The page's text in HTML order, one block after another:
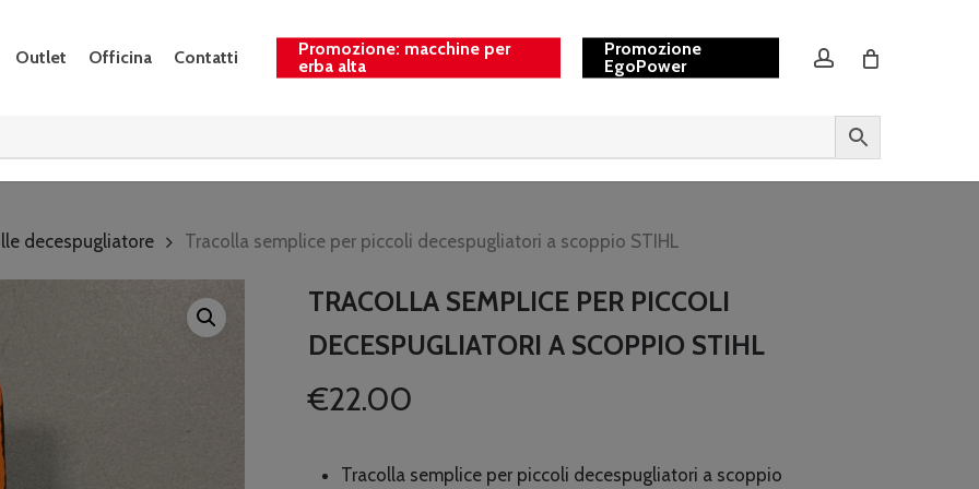
Outlet Officina Contatti
Promozione: macchine per
erba alta
Promozione
EgoPower
account
decespugliatore Tracolla semplice per piccoli decespugliatori a scoppio STIHL
TRACOLLA SEMPLICE PER PICCOLI
DECESPUGLIATORI A SCOPPIO STIHL
€22.00
Tracolla semplice per piccoli decespugliatori a scoppio